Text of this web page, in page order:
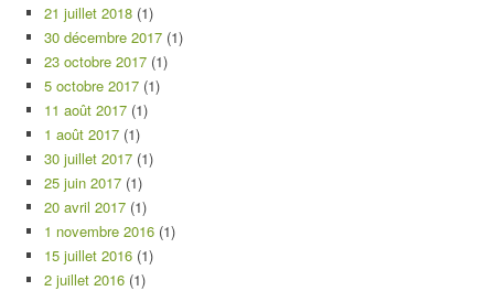
21 juillet 2018 (1)
30 décembre 2017 (1)
23 octobre 2017 (1)
5 octobre 2017 (1)
11 août 2017 (1)
1 août 2017 (1)
30 juillet 2017 (1)
25 juin 2017 (1)
20 avril 2017 (1)
1 novembre 2016 (1)
15 juillet 2016 (1)
2 juillet 2016 (1)